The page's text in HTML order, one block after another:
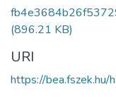
(896.21 KB)
URI
https://